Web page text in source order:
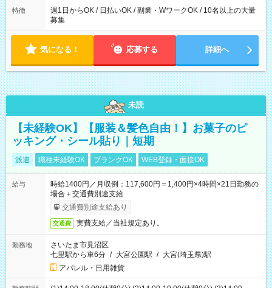
特徴
週1日からOK / 日払いOK / 副業・WワークOK / 10名以上の大量
募集
気になる！ 応募する 詳細へ
未読
【未経験OK】【服装＆髪色自由！】お菓子のピ
ッキング・シール貼り｜短期
派遣 職種未経験OK ブランクOK WEB登録・面接OK
給与
時給1400円／月収例：117,600円＝1,400円×4時間×21日勤務の
場合＋交通費別途支給
交通費別途支給あり
交通費 実費支給／当社規定あり。
勤務地
さいたま市見沼区
七里駅から車6分 / 大宮公園駅 / 大宮(埼玉県)駅
アパレル・日用雑貨